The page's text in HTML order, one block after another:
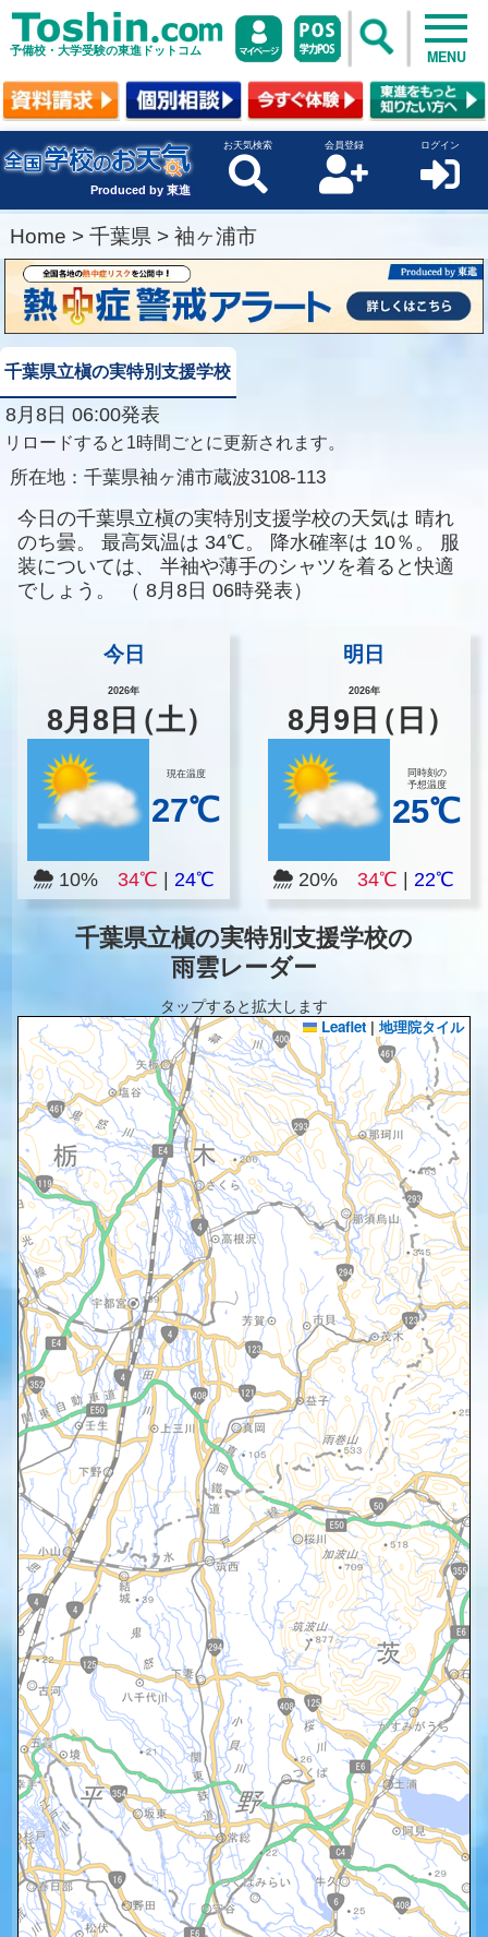
予備校・大学受験の東進ドットコム MENU
Produced by 東進
お天気検索 会員登録 ログイン
Home > 千葉県 > 袖ヶ浦市
千葉県立槇の実特別支援学校
8月8日 06:00発表
リロードすると1時間ごとに更新されます。
所在地： 千葉県袖ヶ浦市蔵波3108-113
今日の千葉県立槇の実特別支援学校の天気は 晴れ
のち曇。
最高気温は 34℃。 降水確率は 10％。
服
装については、
半袖や薄手のシャツを着ると快適
でしょう。
（ 8月8日 06時発表）
今日
2026年
8月8 日（土）
現在温度
27℃
10% 34℃ 24℃
明日
2026年
8月 9 日（日）
同時刻の
予想温度
25℃
20%34℃ |22℃
千葉県立槇の実特別支援学校の
雨雲レーダー
タップすると拡大します
Leaflet | 地理院タイル